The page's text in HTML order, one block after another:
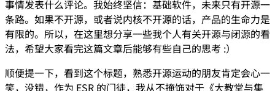
事情发表什么评论。我始终坚信：基础软件，未来只有开源一
条路。如果不开源，或者说内核不开源的话，产品的生命力是
有限的。所以，在这里想分享一些我个人有关开源与闭源的看
法，希望大家看完这篇文章后能够有些自己的思考 :）
顺便提一下，看到这个标题，熟悉开源运动的朋友肯定会心一
笑，没错，作为 ESR 的门徒，我从不掩饰对于《大教堂与集